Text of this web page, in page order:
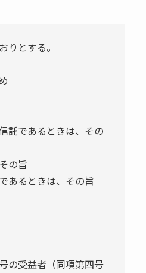
とする。
託であるときは、その
の旨
あるときは、その旨
の受益者（同項第四号